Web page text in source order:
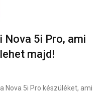
Nova 5i Pro, ami
majd!
Nova 5i Pro készüléket, ami